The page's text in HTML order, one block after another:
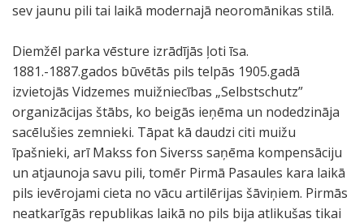
sev jaunu pili tai laikā modernajā neoromānikas stilā.
Diemžēl parka vēsture izrādījās ļoti īsa.
1881.-1887.gados būvētās pils telpās 1905.gadā
izvietojās Vidzemes muižniecības „Selbstschutz”
organizācijas štābs, ko beigās ieņēma un nodedzināja
sacēlušies zemnieki. Tāpat kā daudzi citi muižu
īpašnieki, arī Makss fon Siverss saņēma kompensāciju
un atjaunoja savu pili, tomēr Pirmā Pasaules kara laikā
pils ievērojami cieta no vācu artilērijas šāviņiem. Pirmās
neatkarīgās republikas laikā no pils bija atlikušas tikai